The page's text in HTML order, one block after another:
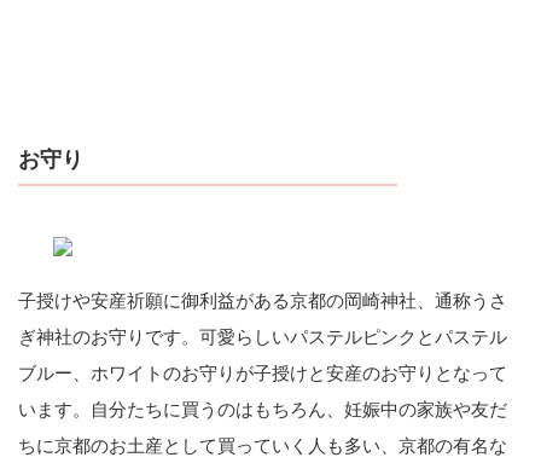
お守り
子授けや安産祈願に御利益がある京都の岡崎神社、通称うさ
ぎ神社のお守りです。可愛らしいパステルピンクとパステル
ブルー、ホワイトのお守りが子授けと安産のお守りとなって
います。自分たちに買うのはもちろん、妊娠中の家族や友だ
ちに京都のお土産として買っていく人も多い、京都の有名な